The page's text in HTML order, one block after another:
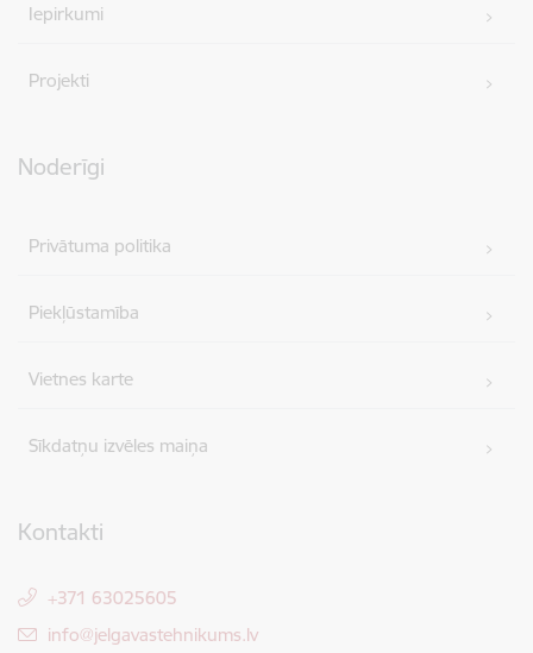
Iepirkumi
Projekti
Noderīgi
Privātuma politika
Piekļūstamība
Vietnes karte
Sīkdatņu izvēles maiņa
Kontakti
+371 63025605
E-pasts:
info@jelgavastehnikums.lv